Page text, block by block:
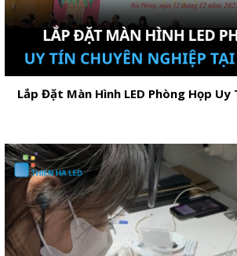
Lắp Đặt Màn Hình LED Phòng Họp Uy